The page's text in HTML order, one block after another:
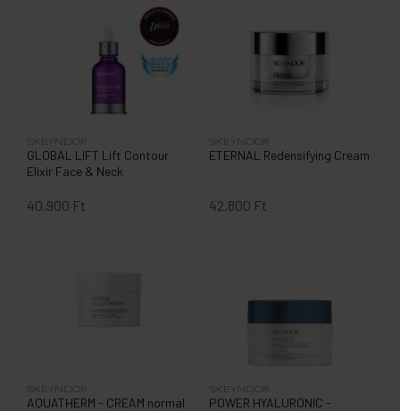
GLOBAL LIFT Lift Contour
Elixir Face & Neck
SKEYNDOR
40.900 Ft
ETERNAL Redensifying Cream
SKEYNDOR
42.800 Ft
AQUATHERM - CREAM normal
SKEYNDOR
POWER HYALURONIC -
SKEYNDOR